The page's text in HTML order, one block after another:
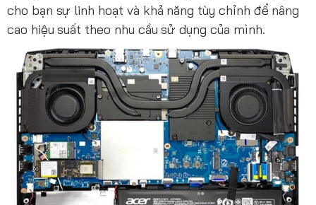
cho bạn sự linh hoạt và khả năng tùy chỉnh để nâng
cao hiệu suất theo nhu cầu sử dụng của mình.